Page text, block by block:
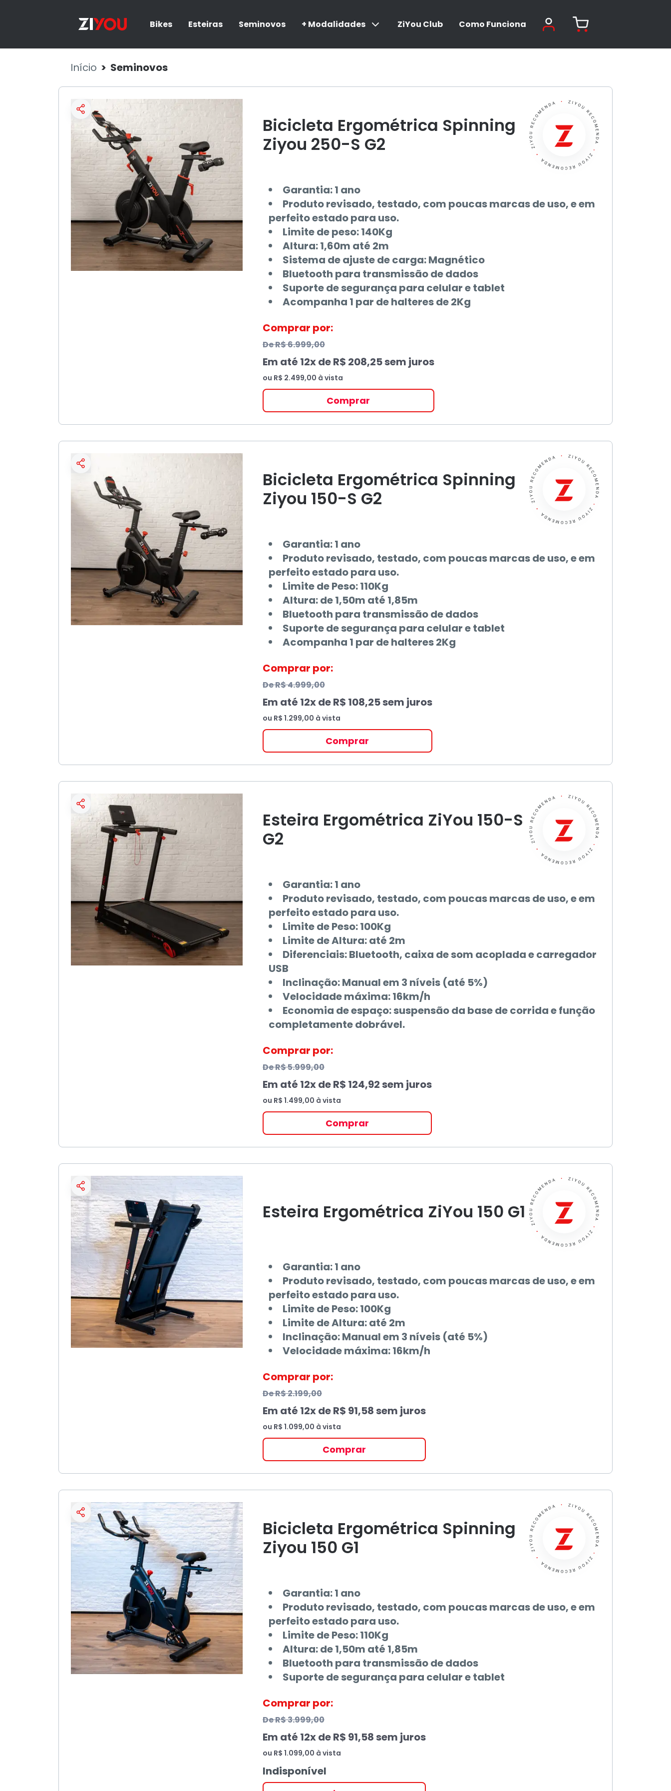
Bikes Esteiras Seminovos + Modalidades ZiYou Club Como Funciona
Início Seminovos
Bicicleta Ergométrica Spinning
Ziyou 250-S G2
Garantia: 1 ano
Produto revisado, testado, com poucas marcas de uso, e em
perfeito estado para uso.
Limite de peso: 140Kg
Altura: 1,60m até 2m
Sistema de ajuste de carga: Magnético
Bluetooth para transmissão de dados
Suporte de segurança para celular e tablet
Acompanha 1 par de halteres de 2Kg
Comprar por:
DeR$ 6.999,00
Em até 12x deR$ 208,25sem juros
ou R$ 2.499,00 à vista
Comprar
Bicicleta Ergométrica Spinning
Ziyou 150-S G2
Garantia: 1 ano
Produto revisado, testado, com poucas marcas de uso, e em
perfeito estado para uso.
Limite de Peso: 110Kg
Altura: de 1,50m até 1,85m
Bluetooth para transmissão de dados
Suporte de segurança para celular e tablet
Acompanha 1 par de halteres 2Kg
Comprar por:
DeR$ 4.999,00
Em até 12x deR$ 108,25sem juros
ou R$ 1.299,00 à vista
Comprar
Esteira Ergométrica ZiYou 150-S
G2
Garantia: 1 ano
Produto revisado, testado, com poucas marcas de uso, e em
perfeito estado para uso.
Limite de Peso: 100Kg
Limite de Altura: até 2m
Diferenciais: Bluetooth, caixa de som acoplada e carregador
USB
Inclinação: Manual em 3 níveis (até 5%)
Velocidade máxima: 16km/h
Economia de espaço: suspensão da base de corrida e função
completamente dobrável.
Comprar por:
DeR$ 5.999,00
Em até 12x deR$ 124,92sem juros
ou R$ 1.499,00 à vista
Comprar
Esteira Ergométrica ZiYou 150 G1
Garantia: 1 ano
Produto revisado, testado, com poucas marcas de uso, e em
perfeito estado para uso.
Limite de Peso: 100Kg
Limite de Altura: até 2m
Inclinação: Manual em 3 níveis (até 5%)
Velocidade máxima: 16km/h
Comprar por:
DeR$ 2.199,00
Em até 12x deR$ 91,58sem juros
ou R$ 1.099,00 à vista
Comprar
Bicicleta Ergométrica Spinning
Ziyou 150 G1
Garantia: 1 ano
Produto revisado, testado, com poucas marcas de uso, e em
perfeito estado para uso.
Limite de Peso: 110Kg
Altura: de 1,50m até 1,85m
Bluetooth para transmissão de dados
Suporte de segurança para celular e tablet
Comprar por:
DeR$ 3.999,00
Em até 12x deR$ 91,58sem juros
ou R$ 1.099,00 à vista
Indisponível